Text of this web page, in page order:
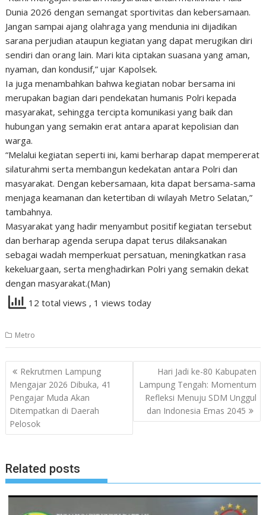
Dunia 2026 dengan semangat sportivitas dan kebersamaan.
Jangan sampai ajang olahraga yang mendunia ini dijadikan
sarana perjudian ataupun kegiatan yang dapat merugikan diri
sendiri dan orang lain. Mari kita ciptakan suasana yang aman,
nyaman, dan kondusif,” ujar Kapolsek.
Ia juga menambahkan bahwa kegiatan nobar bersama ini
merupakan bagian dari pendekatan humanis Polri kepada
masyarakat, sehingga tercipta komunikasi yang baik dan
hubungan yang semakin erat antara aparat kepolisian dan
warga.
“Melalui kegiatan seperti ini, kami berharap dapat mempererat
silaturahmi serta membangun kedekatan antara Polri dan
masyarakat. Dengan kebersamaan, kita dapat bersama-sama
menjaga keamanan dan ketertiban di wilayah Metro Selatan,”
tambahnya.
Masyarakat yang hadir menyambut positif kegiatan tersebut
dan berharap agenda serupa dapat terus dilaksanakan
sebagai wadah memperkuat persatuan, meningkatkan rasa
kekeluargaan, serta menghadirkan Polri yang semakin dekat
dengan masyarakat.(Man)
12 total views , 1 views today
Metro
Navigasi
pos
Rekrutmen Lampung
Mengajar 2026 Dibuka, 41
Pengajar Muda Akan
Ditempatkan di Daerah
Pelosok
Hari Jadi ke-80 Kabupaten
Lampung Tengah: Momentum
Refleksi Menuju SDM Unggul
dan Indonesia Emas 2045
Related posts